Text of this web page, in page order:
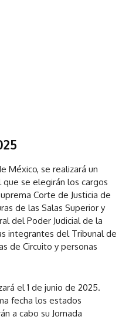
México, se realizará un
se elegirán los cargos
Corte de Justicia de
de las Salas Superior y
del Poder Judicial de la
integrantes del Tribunal de
de Circuito y personas
el 1 de junio de 2025.
fecha los estados
a cabo su Jornada